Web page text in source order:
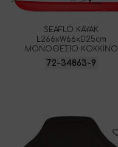
SEAFLO ΚΑΥΑΚ
L266xW66xD25cm
ΜΟΝΟΘΕΣΙΟ ΚΟΚΚΙΝΟ
72-34863-9